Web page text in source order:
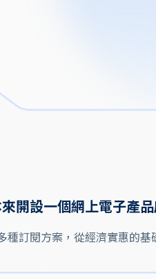
開設一個網上電子產
種訂閱方案，從經濟實惠